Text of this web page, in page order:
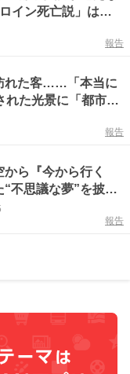
イン死亡説」は本
報告
れた客……「本当に
れた光景に「都市伝
」
報告
ら『今から行く
不思議な夢”を披露
イドショー3＞
報告